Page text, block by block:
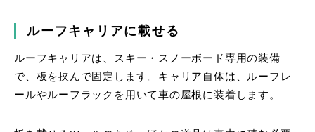
ルーフキャリアに載せる
ルーフキャリアは、スキー・スノーボード専用の装備
で、板を挟んで固定します。キャリア自体は、ルーフレ
ールやルーフラックを用いて車の屋根に装着します。